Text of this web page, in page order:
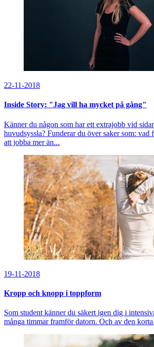
22-11-2018
Inside Story: "Jag vill ha mycket på gång"
Känner du någon som har ett extrajobb vid
huvudsyssla? Funderar du över saker som: vad
att jobba mer än...
19-11-2018
Kropp och knopp i toppform
Som student känner du säkert igen dig i
många timmar framför datorn. Och av den korta